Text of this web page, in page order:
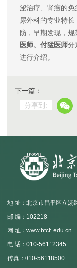
泌治疗、肾癌的免
尿外科的专业特
防，早期发现，
医师、付猛医师分
进行介绍。
下一篇：
分享到:
地 址：北京市昌平区立汤
邮 编：102218
网 址：www.btch.edu.cn
电 话：010-56112345
传真：010-56118500